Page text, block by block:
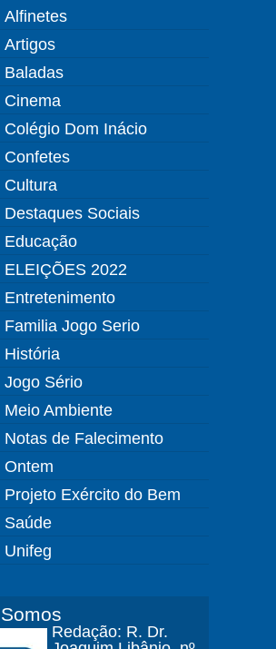
Alfinetes
Artigos
Baladas
Cinema
Colégio Dom Inácio
Confetes
Cultura
Destaques Sociais
Educação
ELEIÇÕES 2022
Entretenimento
Familia Jogo Serio
História
Jogo Sério
Meio Ambiente
Notas de Falecimento
Ontem
Projeto Exército do Bem
Saúde
Unifeg
Redação: R. Dr.